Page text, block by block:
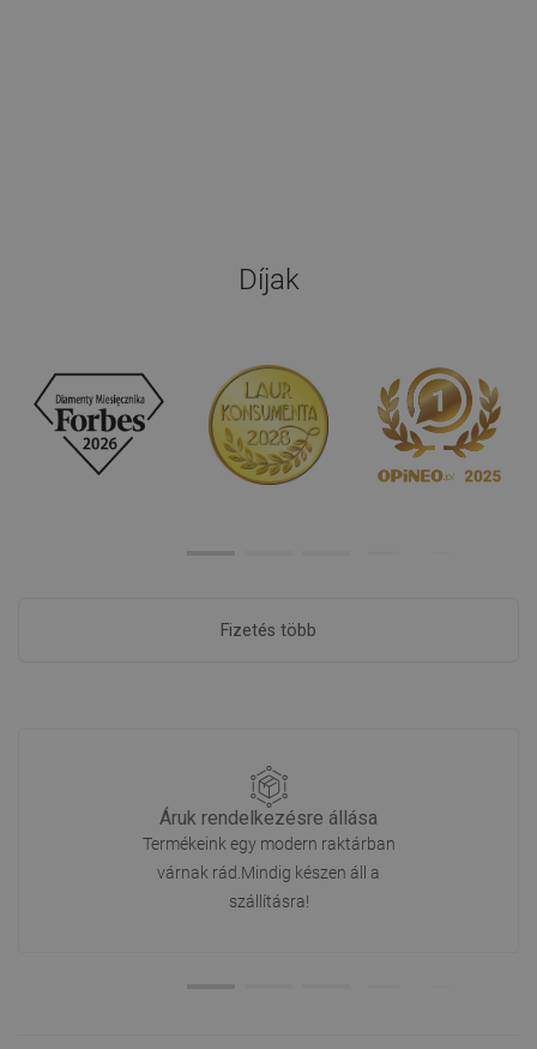
Díjak
Fizetés több
Áruk rendelkezésre állása
Termékeink egy modern raktárban
várnak rád.Mindig készen áll a
szállításra!